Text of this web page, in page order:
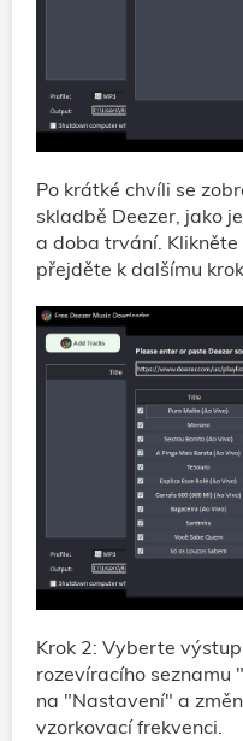
Po krátké chvíli se
skladbě Deezer, jako
a doba trvání.
přejděte k dalšímu
Krok 2: Vyberte
rozevíracího seznamu
na "Nastavení" a
vzorkovací frekvenci.